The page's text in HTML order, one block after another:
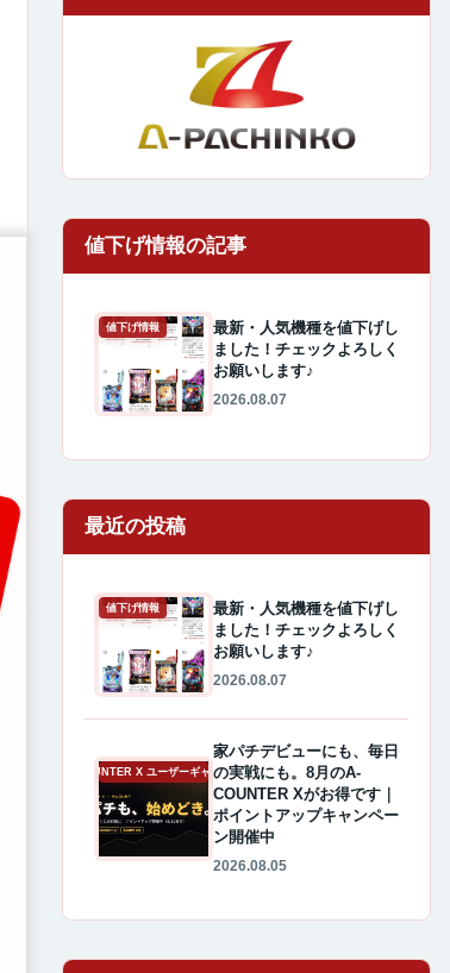
値下げ情報
最新・人気機種を値下げし
ました！チェックよろしく
お願いします♪
2026.08.07
最近の投稿
値下げ情報
最新・人気機種を値下げし
ました！チェックよろしく
お願いします♪
2026.08.07
A-COUNTER X ユーザーギャラリー
家パチデビューにも、毎日
の実戦にも。8月のA-
COUNTER Xがお得です｜
ポイントアップキャンペー
ン開催中
2026.08.05